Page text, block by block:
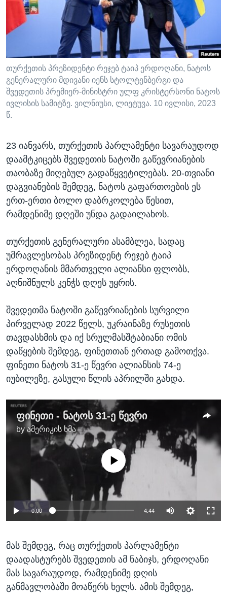
ᲡᲢᲣᲓᲘᲐ ᲕᲐᲨᲘᲜᲒᲢᲝᲜᲘ
ᲔᲙᲝᲜᲝᲛᲘᲙᲐ
ᲯᲐᲜᲛᲠᲗᲔᲚᲝᲑᲐ
ᲘᲜᲢᲔᲠᲕᲘᲣ
ᲙᲣᲚᲢᲣᲠᲐ
ᲒᲐᲚᲘᲚᲔᲝ
Learning English
ᲗᲕᲐᲚᲘ ᲒᲕᲐᲓᲔᲕᲜᲔᲗ
ენები
თურქეთის პრეზიდენტი რეჯებ ტაიპ ერდოღანი, ნატოს
გენერალური მდივანი იენს სტოლტენბერგი და
შვედეთის პრემიერ-მინისტრი ულფ კრისტერსონი ნატოს
ივლისის სამიტზე. ვილნიუსი, ლიეტუვა. 10 ივლისი, 2023
წ.
23 იანვარს, თურქეთის პარლამენტი სავარაუდოდ
დაამტკიცებს შვედეთის ნატოში გაწევრიანების
თაობაზე მიღებულ გადაწყვეტილებას. 20-თვიანი
დაგვიანების შემდეგ, ნატოს გაფართოების ეს
ერთ-ერთი ბოლო დაბრკოლება წესით,
რამდენიმე დღეში უნდა გადაილახოს.
თურქეთის გენერალური ასამბლეა, სადაც
უმრავლესობას პრეზიდენტ რეჯებ ტაიპ
ერდოღანის მმართველი ალიანსი ფლობს,
აღნიშნულს კენჭს დღეს უყრის.
შვედეთმა ნატოში გაწევრიანების სურვილი
პირველად 2022 წელს, უკრაინაზე რუსეთის
თავდასხმის და იქ სრულმასშტაბიანი ომის
დაწყების შემდეგ, ფინეთთან ერთად გამოთქვა.
ფინეთი ნატოს 31-ე წევრი ალიანსის 74-ე
იუბილეზე, გასული წლის აპრილში გახდა.
ფინეთი - ნატოს 31-ე წევრი
byამერიკის ხმა
No media source currently available
0:00 4:44
მას შემდეგ, რაც თურქეთის პარლამენტი
დაადასტურებს შვედეთის ამ ნაბიჯს, ერდოღანი
მას სავარაუდოდ, რამდენიმე დღის
განმავლობაში მოაწერს ხელს. ამის შემდეგ,